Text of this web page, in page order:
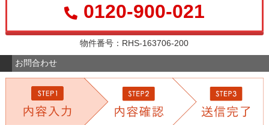
0120-900-021
物件番号：RHS-163706-200
お問合わせ